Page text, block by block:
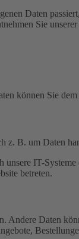
Daten
Sie
können Sie
z. B. um Daten
IT-
betreten.
Daten